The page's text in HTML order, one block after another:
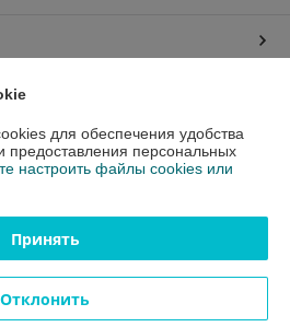
Deal.by
для обеспечения удобства
предоставления персональных
настроить файлы cookies или
Принять
Отклонить